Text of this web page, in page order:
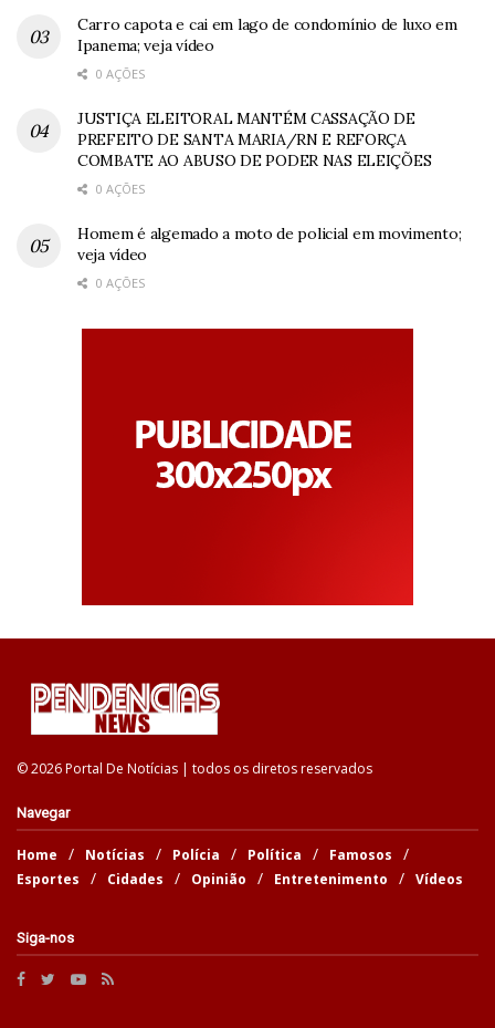
Carro capota e cai em lago de condomínio de luxo em
Ipanema; veja vídeo
0 AÇÕES
JUSTIÇA ELEITORAL MANTÉM CASSAÇÃO DE
PREFEITO DE SANTA MARIA/RN E REFORÇA
COMBATE AO ABUSO DE PODER NAS ELEIÇÕES
0 AÇÕES
Homem é algemado a moto de policial em movimento;
veja vídeo
0 AÇÕES
© 2026 Portal De Notícias | todos os diretos reservados
Navegar
Home Notícias Polícia Política
Famosos
Esportes
Cidades Opinião Entretenimento Vídeos
Siga-nos